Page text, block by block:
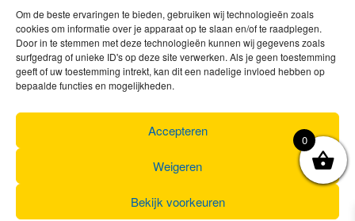
Om de beste ervaringen te bieden, gebruiken wij technologieën zoals
cookies om informatie over je apparaat op te slaan en/of te raadplegen.
Door in te stemmen met deze technologieën kunnen wij gegevens zoals
surfgedrag of unieke ID's op deze site verwerken. Als je geen toestemming
geeft of uw toestemming intrekt, kan dit een nadelige invloed hebben op
bepaalde functies en mogelijkheden.
Accepteren
Weigeren
Bekijk voorkeuren
Openingsuren
Ma
gesloten
Di
9u – 12u
13u – 18u00
Wo
9u – 12u
13u – 18u00
Do
9u – 12u
13u – 18u00
13u – 18u00
Za
0